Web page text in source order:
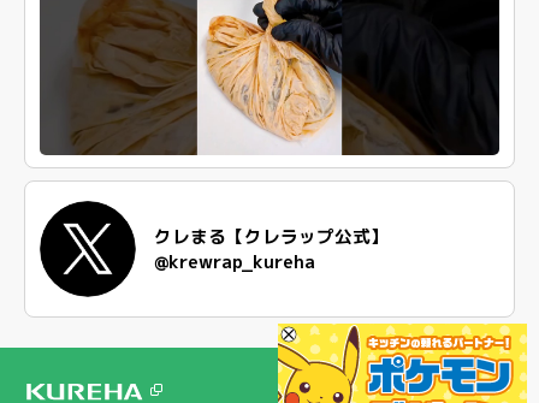
クレまる【クレラップ公式】
@krewrap_kureha